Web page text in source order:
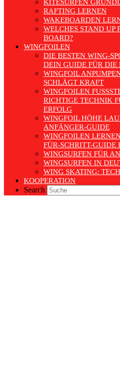
KITESURFEN
RAFTING LERNEN
WAKEBOARDEN
WELCHES STAND UP
BOARD?
WINGFOILEN
DIE BESTEN WING-
DEIN GUIDE FÜR DIE
WINGFOIL
SCHLÄGT KRAFT
WINGFOILEN
ICHTIGE TECHNIK
RFOLG
WINGFOIL HÖHE
ANFÄNGER-GUIDE
WINGFOILEN
FÜR-SCHRITT-GUIDE
WINGSURFEN FÜR
WINGSURFEN IN
WING SKATING:
KOOPERATION
Search